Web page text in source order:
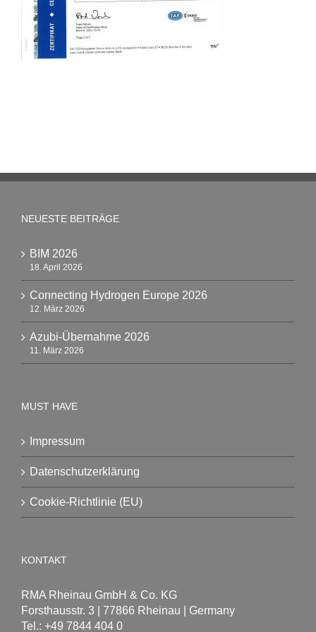
NEUESTE BEITRÄGE
BIM 2026
18. April 2026
Connecting Hydrogen Europe 2026
12. März 2026
Azubi-Übernahme 2026
11. März 2026
MUST HAVE
Impressum
Datenschutzerklärung
Cookie-Richtlinie (EU)
KONTAKT
RMA Rheinau GmbH & Co. KG
Forsthausstr. 3 | 77866 Rheinau | Germany
Tel.: +49 7844 404 0